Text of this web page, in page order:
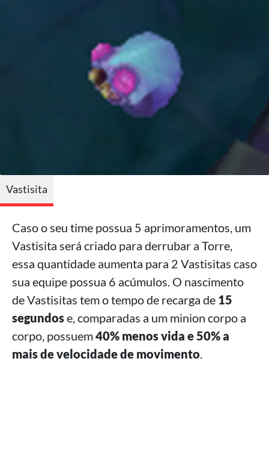
Vastisita
Caso o seu time possua 5 aprimoramentos, um
Vastisita será criado para derrubar a Torre,
essa quantidade aumenta para 2 Vastisitas caso
sua equipe possua 6 acúmulos. O nascimento
de Vastisitas tem o tempo de recarga de 15
segundose, comparadas a um minion corpo a
corpo, possuem40% menos vida e 50% a
mais de velocidade de movimento.